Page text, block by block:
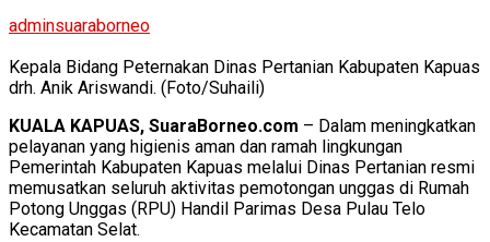
adminsuaraborneo
Kepala Bidang Peternakan Dinas Pertanian Kabupaten Kapuas
drh. Anik Ariswandi. (Foto/Suhaili)
KUALA KAPUAS, SuaraBorneo.com – Dalam meningkatkan
pelayanan yang higienis aman dan ramah lingkungan
Pemerintah Kabupaten Kapuas melalui Dinas Pertanian resmi
memusatkan seluruh aktivitas pemotongan unggas di Rumah
Potong Unggas (RPU) Handil Parimas Desa Pulau Telo
Kecamatan Selat.